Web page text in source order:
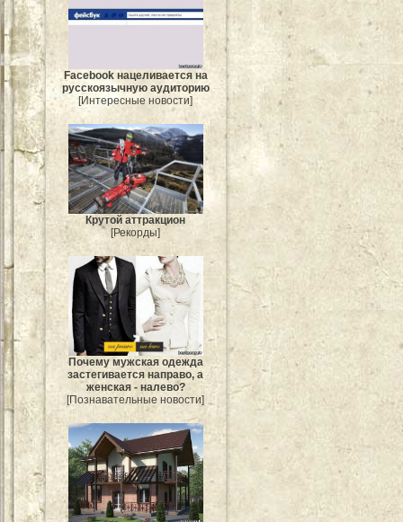
Facebook нацеливается на
русскоязычную аудиторию
[Интересные новости]
Крутой аттракцион
[Рекорды]
Почему мужская одежда
застегивается направо, а
женская - налево?
[Познавательные новости]